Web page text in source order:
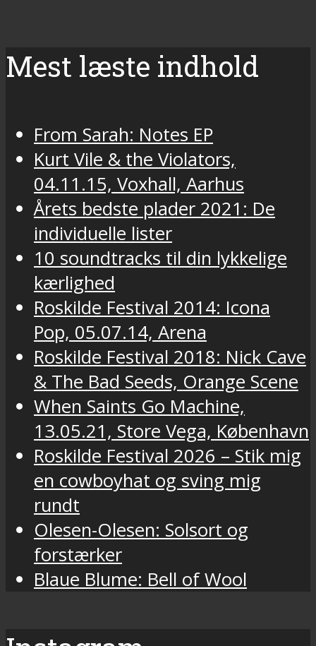
Mest læste indhold
From Sarah: Notes EP
Kurt Vile & the Violators,
04.11.15, Voxhall, Aarhus
Årets bedste plader 2021: De
individuelle lister
10 soundtracks til din lykkelige
kærlighed
Roskilde Festival 2014: Icona
Pop, 05.07.14, Arena
Roskilde Festival 2018: Nick Cave
& The Bad Seeds, Orange Scene
When Saints Go Machine,
13.05.21, Store Vega, København
Roskilde Festival 2026 – Stik mig
en cowboyhat og sving mig
rundt
Olesen-Olesen: Solsort og
forstærker
Blaue Blume: Bell of Wool